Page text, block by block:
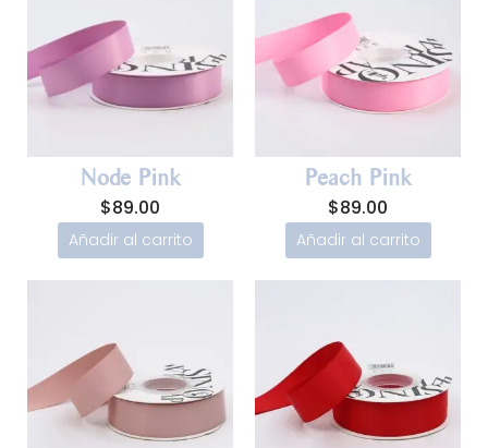
Node Pink
$89.00
Añadir al carrito
Peach Pink
$89.00
Añadir al carrito